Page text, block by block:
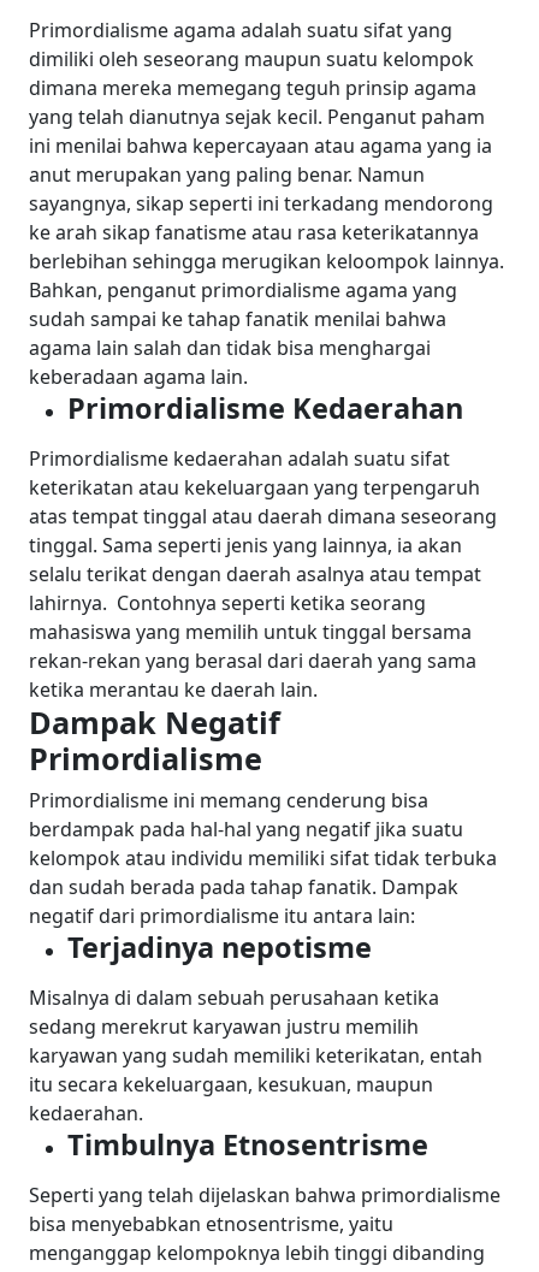
Primordialisme agama adalah suatu sifat yang
dimiliki oleh seseorang maupun suatu kelompok
dimana mereka memegang teguh prinsip agama
yang telah dianutnya sejak kecil. Penganut paham
ini menilai bahwa kepercayaan atau agama yang ia
anut merupakan yang paling benar. Namun
sayangnya, sikap seperti ini terkadang mendorong
ke arah sikap fanatisme atau rasa keterikatannya
berlebihan sehingga merugikan keloompok lainnya.
Bahkan, penganut primordialisme agama yang
sudah sampai ke tahap fanatik menilai bahwa
agama lain salah dan tidak bisa menghargai
keberadaan agama lain.
Primordialisme Kedaerahan
Primordialisme kedaerahan adalah suatu sifat
keterikatan atau kekeluargaan yang terpengaruh
atas tempat tinggal atau daerah dimana seseorang
tinggal. Sama seperti jenis yang lainnya, ia akan
selalu terikat dengan daerah asalnya atau tempat
lahirnya. Contohnya seperti ketika seorang
mahasiswa yang memilih untuk tinggal bersama
rekan-rekan yang berasal dari daerah yang sama
ketika merantau ke daerah lain.
Dampak Negatif
Primordialisme
Primordialisme ini memang cenderung bisa
berdampak pada hal-hal yang negatif jika suatu
kelompok atau individu memiliki sifat tidak terbuka
dan sudah berada pada tahap fanatik. Dampak
negatif dari primordialisme itu antara lain:
Terjadinya nepotisme
Misalnya di dalam sebuah perusahaan ketika
sedang merekrut karyawan justru memilih
karyawan yang sudah memiliki keterikatan, entah
itu secara kekeluargaan, kesukuan, maupun
kedaerahan.
Timbulnya Etnosentrisme
Seperti yang telah dijelaskan bahwa primordialisme
bisa menyebabkan etnosentrisme, yaitu
menganggap kelompoknya lebih tinggi dibanding